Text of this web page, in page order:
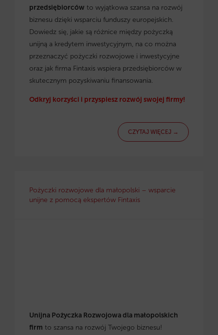
przedsiębiorców to wyjątkowa szansa na rozwój
biznesu dzięki wsparciu funduszy europejskich.
Dowiedz się, jakie są różnice między pożyczką
unijną a kredytem inwestycyjnym, na co można
przeznaczyć pożyczki rozwojowe i inwestycyjne
oraz jak firma Fintaxis wspiera przedsiębiorców w
skutecznym pozyskiwaniu finansowania.
Odkryj korzyści i przyspiesz rozwój swojej firmy!
CZYTAJ WIĘCEJ →
Pożyczki rozwojowe dla małopolski – wsparcie
unijne z pomocą ekspertów Fintaxis
Unijna Pożyczka Rozwojowa dla małopolskich
firm to szansa na rozwój Twojego biznesu!